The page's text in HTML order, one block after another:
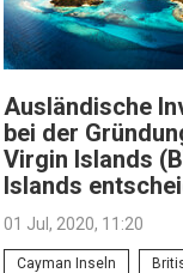
Ausländische
bei der
Virgin Islands
Islands
01 Jul, 2020, 11:20
Cayman Inseln